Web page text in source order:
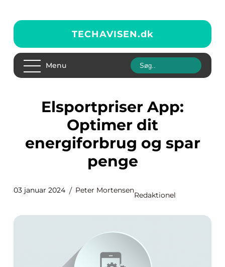
TECHAVISEN.dk
Menu
Elsportpriser App:
Optimer dit
energiforbrug og spar
penge
03 januar 2024 Peter Mortensen
Redaktionel